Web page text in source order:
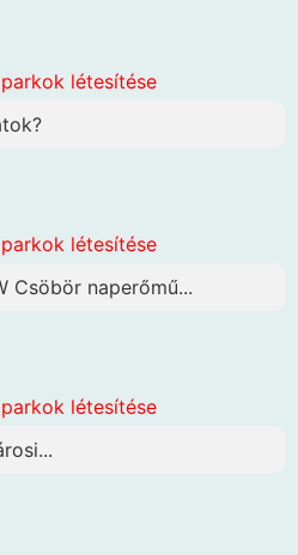
létesítése
létesítése
Csöbör naperőmű...
létesítése